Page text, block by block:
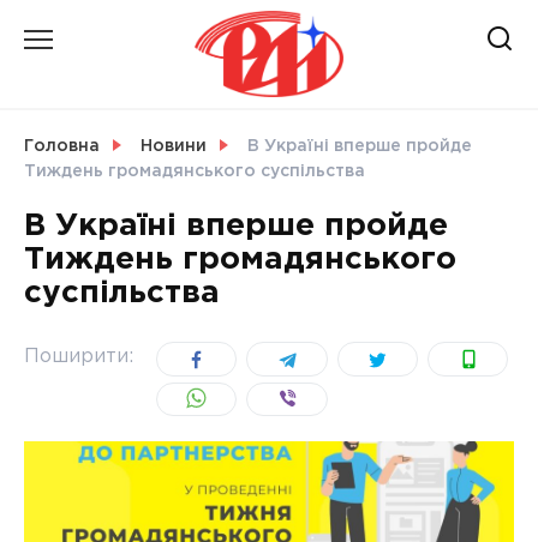
Головна Новини
В Україні вперше пройде
Тиждень громадянського суспільства
В Україні вперше пройде
Тиждень громадянського
суспільства
Поширити: